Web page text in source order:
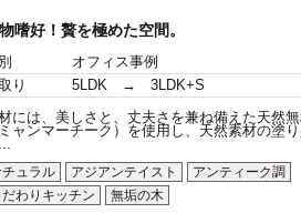
嗜好！贅を極めた空間。
オフィス事例
り
5LDK → 3LDK+S
には、美しさと、丈夫さを兼ね備えた天然
ミャンマーチーク）を使用し、天然素材の塗
ュラル
アジアンテイスト
アンティーク調
だわりキッチン
無垢の木